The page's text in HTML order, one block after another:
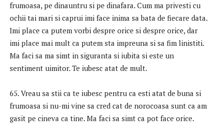
frumoasa, pe dinauntru si pe dinafara. Cum ma privesti cu
ochii tai mari si caprui imi face inima sa bata de fiecare data.
Imi place ca putem vorbi despre orice si despre orice, dar
imi place mai mult ca putem sta impreuna si sa fim linistiti.
Ma faci sa ma simt in siguranta si iubita si este un
sentiment uimitor. Te iubesc atat de mult.
65. Vreau sa stii ca te iubesc pentru ca esti atat de buna si
frumoasa si nu-mi vine sa cred cat de norocoasa sunt ca am
gasit pe cineva ca tine. Ma faci sa simt ca pot face orice.